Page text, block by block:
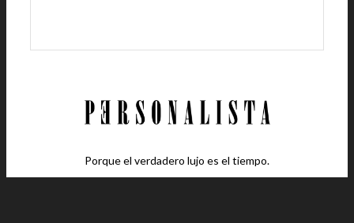
Porque el verdadero lujo es el tiempo.